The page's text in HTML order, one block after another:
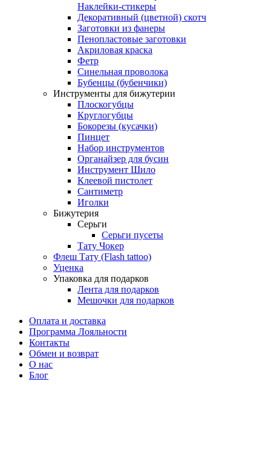
Наклейки-стикеры
Декоративный (цветной) скотч
Заготовки из фанеры
Пенопластовые заготовки
Акриловая краска
Фетр
Синельная проволока
Бубенцы (бубенчики)
Инструменты для бижутерии
Плоскогубцы
Круглогубцы
Бокорезы (кусачки)
Пинцет
Набор инструментов
Органайзер для бусин
Инструмент Шило
Клеевой пистолет
Сантиметр
Иголки
Бижутерия
Серьги
Серьги пусеты
Тату Чокер
Флеш Тату (Flash tattoo)
Уценка
Упаковка для подарков
Лента для подарков
Мешочки для подарков
Оплата и доставка
Программа Лояльности
Контакты
Обмен и возврат
О нас
Блог